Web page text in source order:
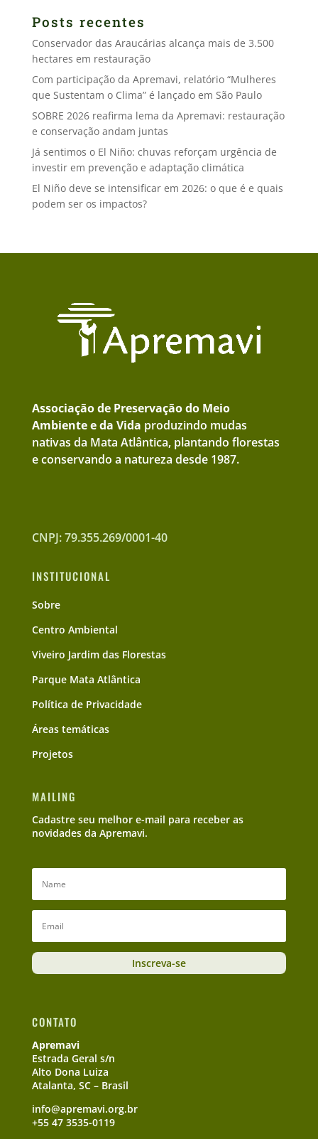
Posts recentes
Conservador das Araucárias alcança mais de 3.500
hectares em restauração
Com participação da Apremavi, relatório “Mulheres
que Sustentam o Clima” é lançado em São Paulo
SOBRE 2026 reafirma lema da Apremavi: restauração
e conservação andam juntas
Já sentimos o El Niño: chuvas reforçam urgência de
investir em prevenção e adaptação climática
El Niño deve se intensificar em 2026: o que é e quais
podem ser os impactos?
Associação de Preservação do Meio
Ambiente e da Vida produzindo mudas
nativas da Mata Atlântica, plantando florestas
e conservando a natureza desde 1987.
CNPJ: 79.355.269/0001-40
INSTITUCIONAL
Sobre
Centro Ambiental
Viveiro Jardim das Florestas
Parque Mata Atlântica
Política de Privacidade
Áreas temáticas
Projetos
MAILING
Cadastre seu melhor e-mail para receber as
novidades da Apremavi.
Inscreva-se
CONTATO
Apremavi
Estrada Geral s/n
Alto Dona Luiza
Atalanta, SC – Brasil
info@apremavi.org.br
+55 47 3535-0119